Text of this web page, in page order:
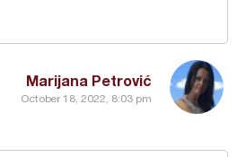
Marijana Petrović
October 18, 2022, 8:03 pm